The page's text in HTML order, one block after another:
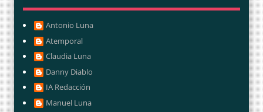
Antonio Luna
Atemporal
Claudia Luna
Danny Diablo
IA Redacción
Manuel Luna